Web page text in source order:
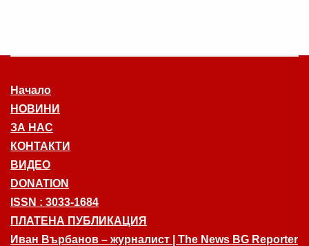
Начало
НОВИНИ
ЗА НАС
КОНТАКТИ
ВИДЕО
DONATION
ISSN : 3033-1684
ПЛАТЕНА ПУБЛИКАЦИЯ
Иван Върбанов – журналист | The News BG Reporter